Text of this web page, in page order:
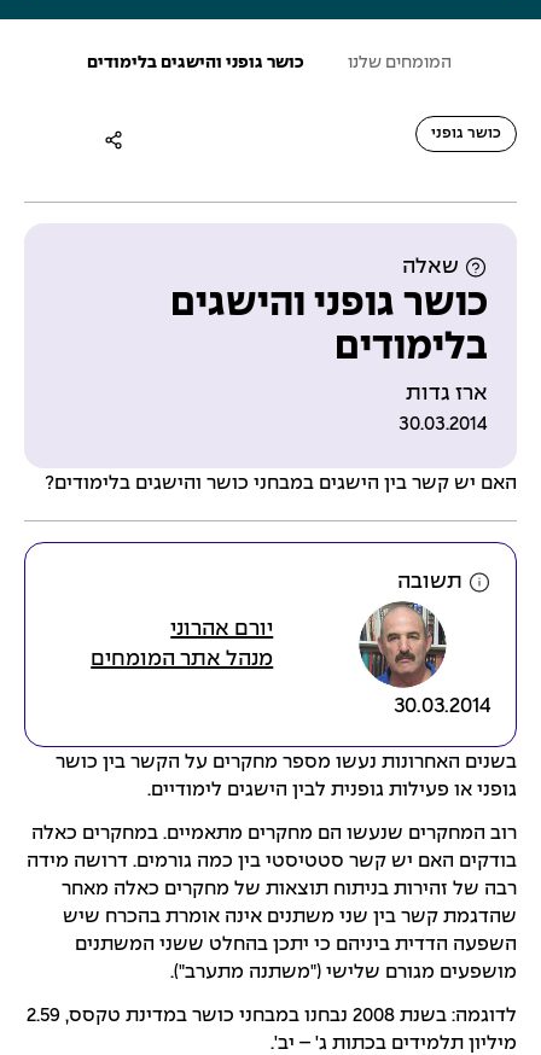
ה
ב
המומחים שלנו כושר גופני והישגים בלימודים
כושר גופני
שאלה
כושר גופני והישגים
בלימודים
ארז גדות
30.03.2014
האם יש קשר בין הישגים במבחני כושר והישגים בלימודים?
תשובה
יורם אהרוני
מנהל אתר המומחים
30.03.2014
בשנים האחרונות נעשו מספר מחקרים על הקשר בין כושר
גופני או פעילות גופנית לבין הישגים לימודיים.
רוב המחקרים שנעשו הם מחקרים מתאמיים. במחקרים כאלה
בודקים האם יש קשר סטטיסטי בין כמה גורמים. דרושה מידה
רבה של זהירות בניתוח תוצאות של מחקרים כאלה מאחר
שהדגמת קשר בין שני משתנים אינה אומרת בהכרח שיש
השפעה הדדית ביניהם כי יתכן בהחלט ששני המשתנים
מושפעים מגורם שלישי ("משתנה מתערב").
לדוגמה: בשנת 2008 נבחנו במבחני כושר במדינת טקסס, 2.59
מיליון תלמידים בכתות ג' – יב'.